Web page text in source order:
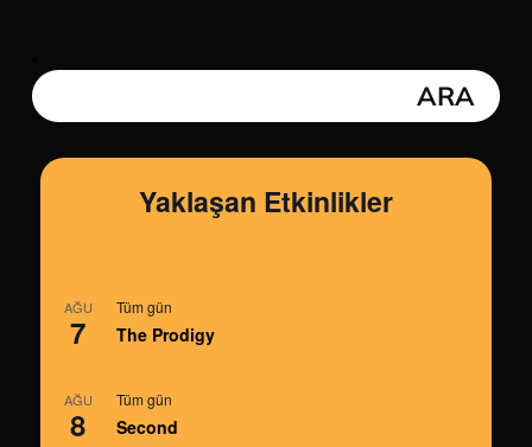
Yaklaşan Etkinlikler
AĞU
7
Tüm gün
The Prodigy
AĞU
8
Tüm gün
Second